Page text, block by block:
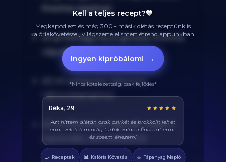
finomra reszelve)
20 g fokhagyma (4 gerezd, finomra
vágva)
40 ml szójaszósz (alacsony
nátriumtartalmú)
20 ml (főzéshez használt rizsbor)
(opcionális, nem kötelező)
Kell a teljes recept?💙
Megkapod ezt és még 300+ másik diétás receptünk is
kalóriakövetéssel, világszerte elismert étrend appunkban!
Ingyen kipróbálom! →
*Nincs kötelezettség, csak fejlődés*
Balázs, 38 ★★★★★
Végre tudom pontosan mennyi fehérjét eszem
naponta. A kaloriaszámláló sokat segít, előtte
össze-vissza zabáltam...
🍳 Receptek 📊 Kalória Követés 🥗 Tápanyag Napló